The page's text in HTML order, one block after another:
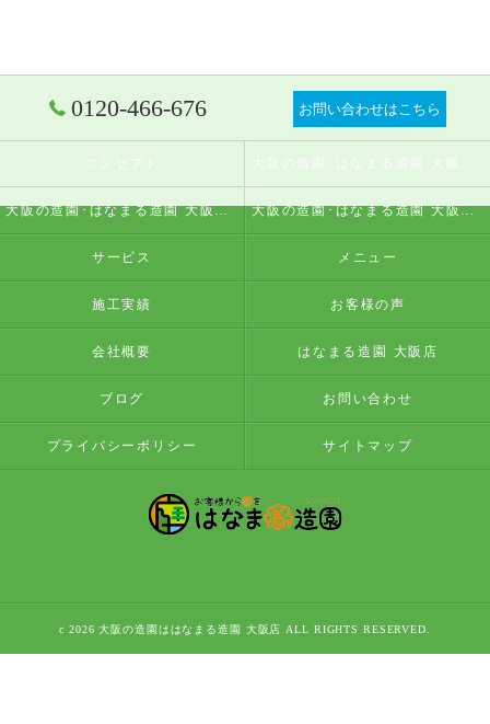
0120-466-676 お問い合わせはこちら
コンセプト
大阪の造園･はなまる造園 大阪店の評判 大阪の造園･はなまる造園 大阪店のお客様の声
サービス メニュー
施工実績 お客様の声
会社概要 はなまる造園 大阪店
ブログ お問い合わせ
プライバシーポリシー サイトマップ
c 2026 大阪の造園ははなまる造園 大阪店 ALL RIGHTS RESERVED.